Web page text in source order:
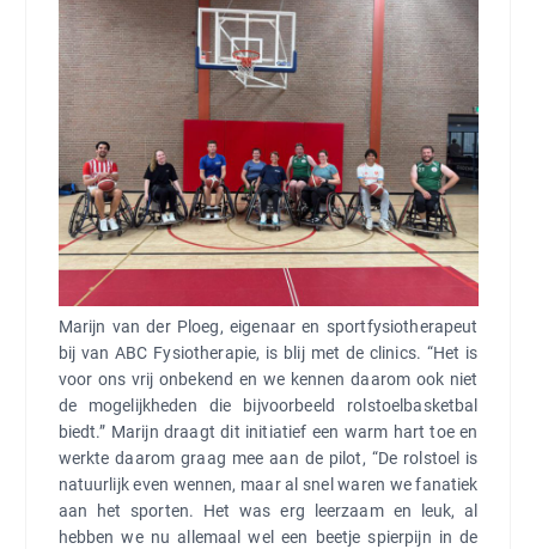
Marijn van der Ploeg, eigenaar en sportfysiotherapeut
bij van ABC Fysiotherapie, is blij met de clinics. “Het is
voor ons vrij onbekend en we kennen daarom ook niet
de mogelijkheden die bijvoorbeeld rolstoelbasketbal
biedt.” Marijn draagt dit initiatief een warm hart toe en
werkte daarom graag mee aan de pilot, “De rolstoel is
natuurlijk even wennen, maar al snel waren we fanatiek
aan het sporten. Het was erg leerzaam en leuk, al
hebben we nu allemaal wel een beetje spierpijn in de